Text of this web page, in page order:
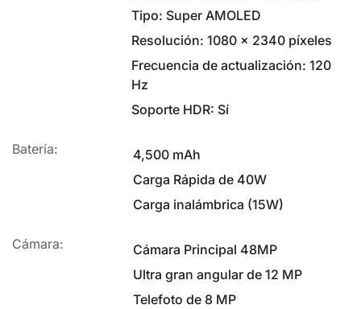
Tipo: Super AMOLED
Resolución: 1080 x 2340 píxeles
Frecuencia de actualización: 120
Hz
Soporte HDR: Sí
Batería:
4,500 mAh
Carga Rápida de 40W
Carga inalámbrica (15W)
Cámara:
Cámara Principal 48MP
Ultra gran angular de 12 MP
Telefoto de 8 MP